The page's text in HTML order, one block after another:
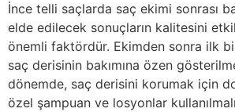
İnce telli saçlarda saç ekimi sonrası
elde edilecek sonuçların kalitesini
önemli faktördür. Ekimden sonra ilk
saç derisinin bakımına özen
dönemde, saç derisini korumak için
özel şampuan ve losyonlar